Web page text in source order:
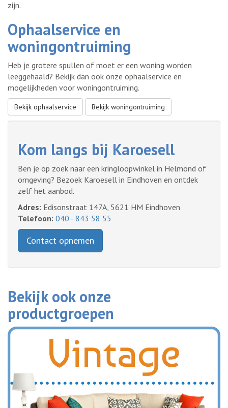
zijn.
Ophaalservice en
woningontruiming
Heb je grotere spullen of moet er een woning worden
leeggehaald? Bekijk dan ook onze ophaalservice en
mogelijkheden voor woningontruiming.
Bekijk ophaalservice Bekijk woningontruiming
Kom langs bij Karoesell
Ben je op zoek naar een kringloopwinkel in Helmond of
omgeving? Bezoek Karoesell in Eindhoven en ontdek
zelf het aanbod.
Adres: Edisonstraat 147A, 5621 HM Eindhoven
Telefoon: 040 - 843 58 55
Contact opnemen
Bekijk ook onze
productgroepen